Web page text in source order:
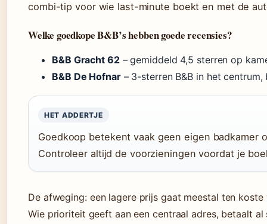
combi-tip voor wie last-minute boekt en met de
Welke goedkope B&B’s hebben goede recensies?
B&B Gracht 62– gemiddeld 4,5 sterren op
B&B De Hofnar– 3-sterren B&B in het centrum,
HET ADDERTJE
Goedkoop betekent vaak geen eigen badkamer
Controleer altijd de voorzieningen voordat je
De afweging: een lagere prijs gaat meestal ten
Wie prioriteit geeft aan een centraal adres, betaalt al